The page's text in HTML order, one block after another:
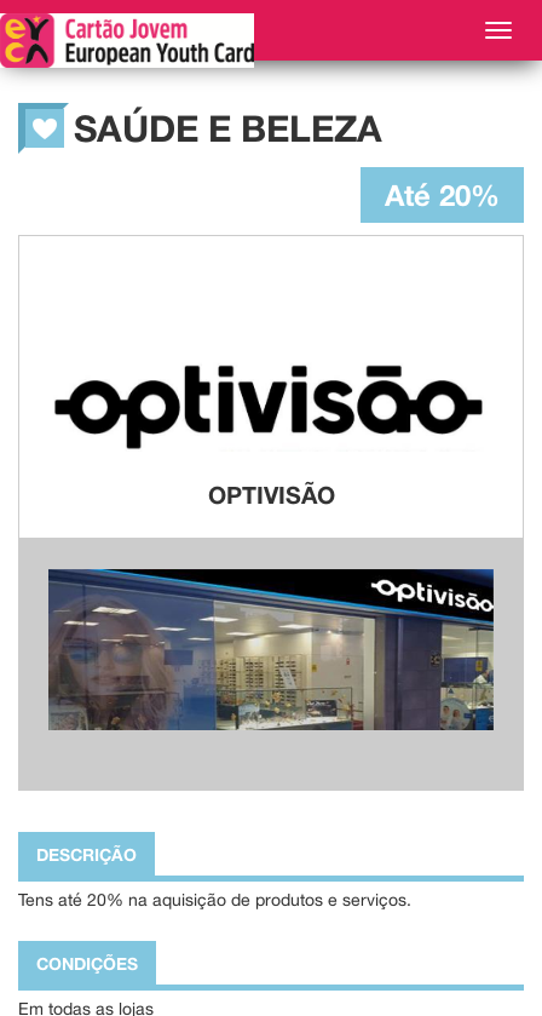
SAÚDE E BELEZA
Até 20%
OPTIVISÃO
DESCRIÇÃO
Tens até 20% na aquisição de produtos e serviços.
CONDIÇÕES
Em todas as lojas